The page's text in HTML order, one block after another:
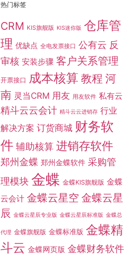
热门标签
CRM KIS旗舰版 KIS迷你版 仓库管
理 优缺点 全电发票接口 公有云 反
审核 安装步骤 客户关系管理
开票接口 成本核算 教程 河
南 灵当CRM 用友 用友软件 私有云
精斗云云会计 精斗云云进销存 行业
解决方案 订货商城 财务软
件 辅助核算 进销存软件
郑州金蝶 郑州金蝶软件 采购管
理模块 金蝶 金蝶KIS旗舰版 金蝶
云会计 金蝶云星空 金蝶云星
辰 金蝶云星辰专业版 金蝶云星辰标准版 金蝶总
代理 金蝶旗舰版 金蝶标准版 金蝶精
斗云 金蝶网页版 金蝶财务软件